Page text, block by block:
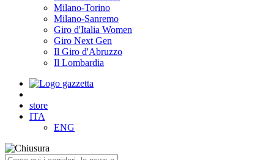
Milano-Torino
Milano-Sanremo
Giro d'Italia Women
Giro Next Gen
Il Giro d'Abruzzo
Il Lombardia
store
ITA
ENG